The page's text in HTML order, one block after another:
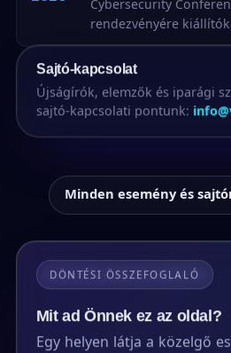
Cybersecurity
rendezvényére
Sajtó-kapcsolat
Újságírók, elemzők és iparági
sajtó-kapcsolati pontunk:
Minden esemény és
DÖNTÉSI ÖSSZEFOGLALÓ
Mit ad Önnek ez az oldal?
Egy helyen látja a közelgő